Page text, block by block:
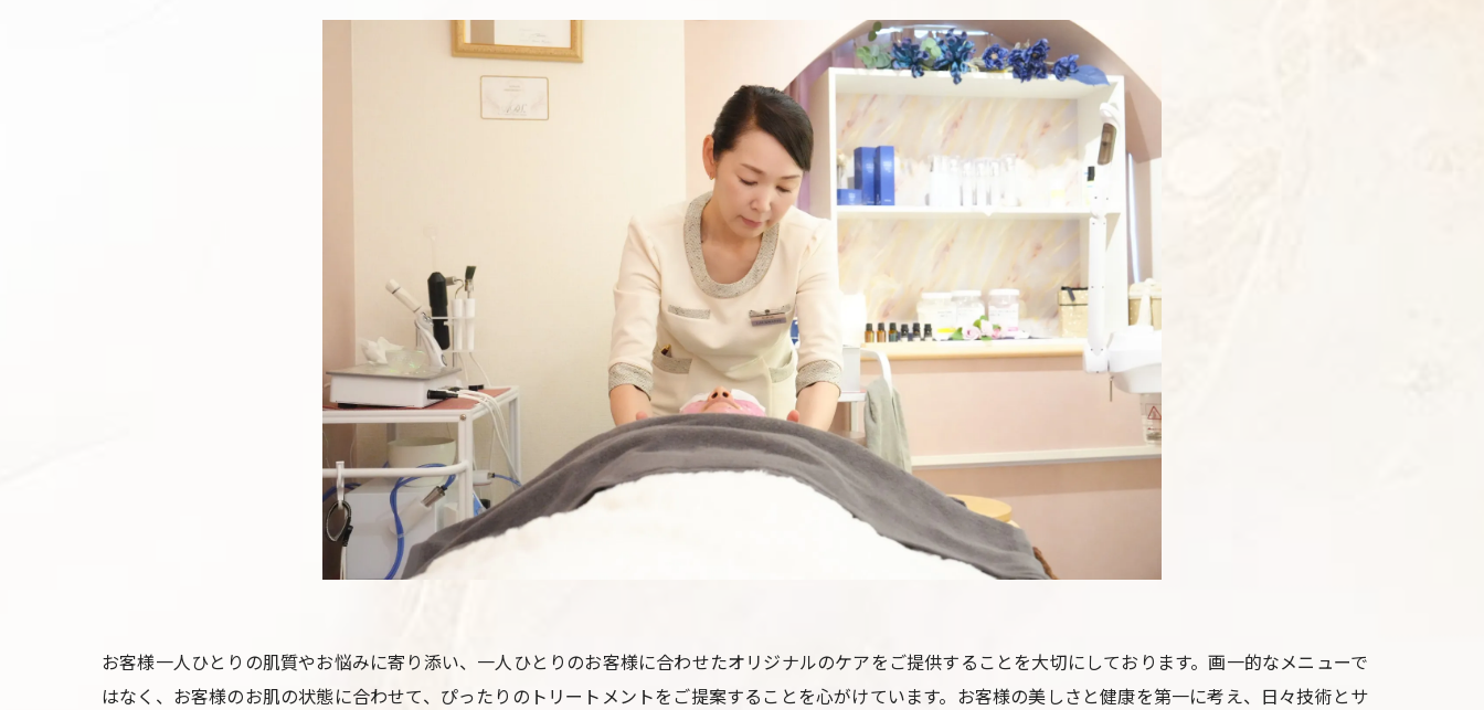
お客様一人ひとりの肌質やお悩みに寄り添い、一人ひとりのお客様に合わせたオリジナルのケアをご提供することを大切にしております。画一的なメニューで
はなく、お客様のお肌の状態に合わせて、ぴったりのトリートメントをご提案することを心がけています。お客様の美しさと健康を第一に考え、日々技術とサ